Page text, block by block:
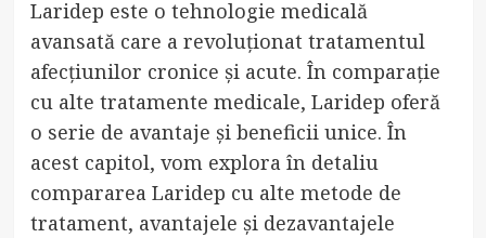
Laridep este o tehnologie medicală
avansată care a revoluționat tratamentul
afecțiunilor cronice și acute. În comparație
cu alte tratamente medicale, Laridep oferă
o serie de avantaje și beneficii unice. În
acest capitol, vom explora în detaliu
compararea Laridep cu alte metode de
tratament, avantajele și dezavantajele